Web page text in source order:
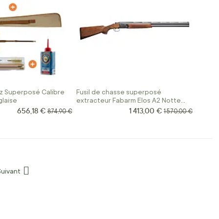
Superposé Calibre
Prix Spécial
656,18 € Prix normal
874,90 €
Fusil de chasse superposé
extracteur Fabarm Elos A2 Notte
Field Ergal Calibre 12Prix Spécial
1 413,00 € Prix normal
1 570,00 €